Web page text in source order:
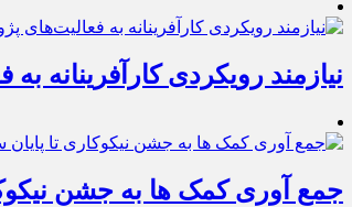
نیازمند رویکردی کارآفرینانه
جمع آوری کمک ها به جشن